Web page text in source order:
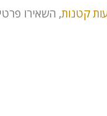
קטנות, השאירו